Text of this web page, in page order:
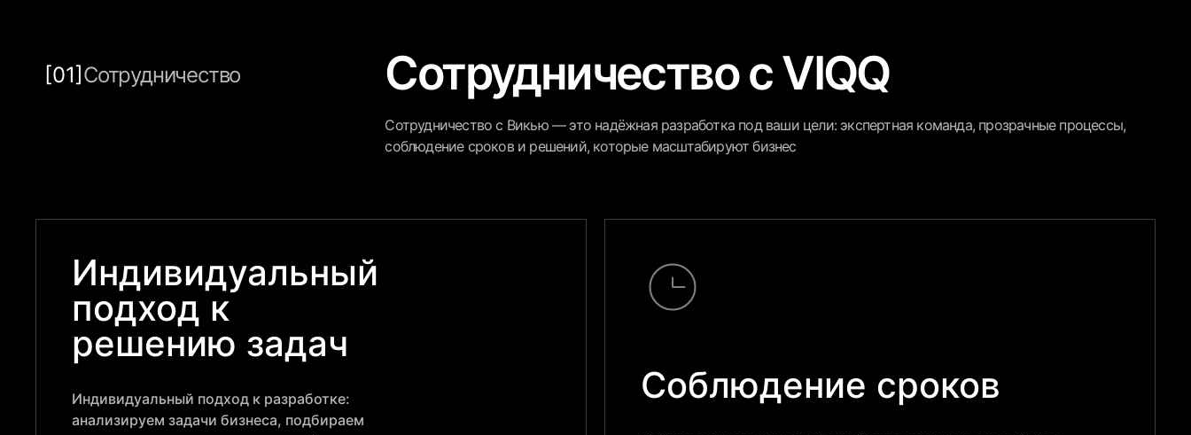
[01] Сотрудничество Сотрудничество с VIQQ
Сотрудничество с Викью — это надёжная разработка под ваши цели: экспертная команда, прозрачные процессы,
соблюдение сроков и решений, которые масштабируют бизнес
Индивидуальный
подход к
решению задач
Индивидуальный подход к разработке:
анализируем задачи бизнеса, подбираем
Соблюдение сроков